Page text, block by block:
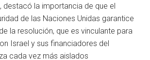
destacó la importancia de que el
de las Naciones Unidas garantice
la resolución, que es vinculante para
Israel y sus financiadores del
cada vez más aislados